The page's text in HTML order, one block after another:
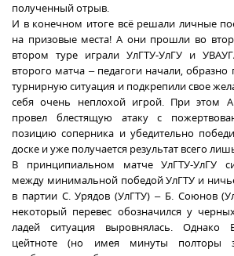
полученный отрыв.
И в конечном итоге всё решали личные
на призовые места! А они прошли во
втором туре играли УлГТУ-УлГУ и
второго матча – педагоги начали, образно
турнирную ситуация и подкрепили свое
себя очень неплохой игрой. При этом
провел блестящую атаку с
позицию соперника и убедительно
доске и уже получается результат всего
В принципиальном матче УлГТУ-УлГУ
между минимальной победой УлГТУ и
в партии С. Урядов (УлГТУ) – Б. Союнов
некоторый перевес обозначился у
ладей ситуация выровнялась.
цейтноте (но имея минуты полторы